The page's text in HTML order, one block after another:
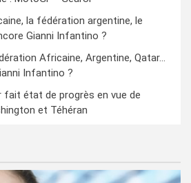
la fédération argentine, le
Gianni Infantino ?
Africaine, Argentine, Qatar…
Infantino ?
fait état de progrès en vue de
et Téhéran